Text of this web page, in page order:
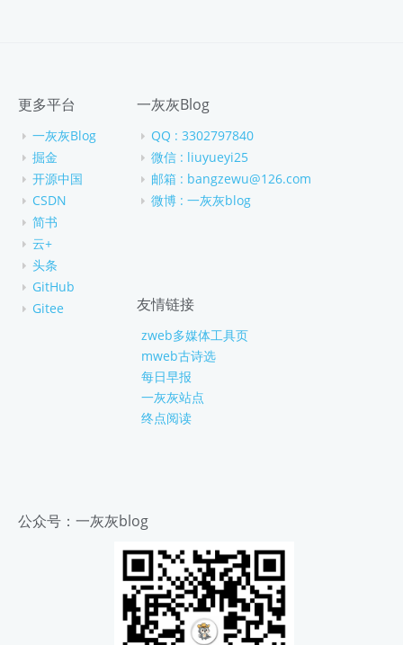
更多平台
一灰灰Blog
掘金
开源中国
CSDN
简书
云+
头条
GitHub
Gitee
一灰灰Blog
QQ : 3302797840
微信 : liuyueyi25
邮箱 : bangzewu@126.com
微博 : 一灰灰blog
友情链接
zweb多媒体工具页
mweb古诗选
每日早报
一灰灰站点
终点阅读
公众号：一灰灰blog